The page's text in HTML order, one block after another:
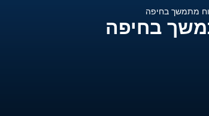
כוח מתמשך בחיפה
בחיפה